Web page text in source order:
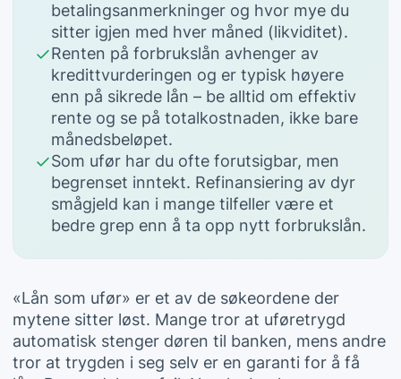
betalingsanmerkninger og hvor mye du
sitter igjen med hver måned (likviditet).
Renten på forbrukslån avhenger av
kredittvurderingen og er typisk høyere
enn på sikrede lån – be alltid om effektiv
rente og se på totalkostnaden, ikke bare
månedsbeløpet.
Som ufør har du ofte forutsigbar, men
begrenset inntekt. Refinansiering av dyr
smågjeld kan i mange tilfeller være et
bedre grep enn å ta opp nytt forbrukslån.
«Lån som ufør» er et av de søkeordene der
mytene sitter løst. Mange tror at uføretrygd
automatisk stenger døren til banken, mens andre
tror at trygden i seg selv er en garanti for å få